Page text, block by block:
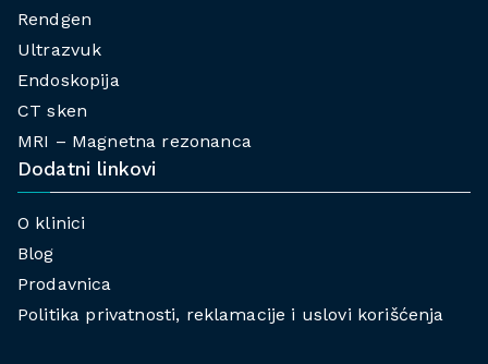
Rendgen
Ultrazvuk
Endoskopija
CT sken
MRI – Magnetna rezonanca
Dodatni linkovi
O klinici
Blog
Prodavnica
Politika privatnosti, reklamacije i uslovi korišćenja